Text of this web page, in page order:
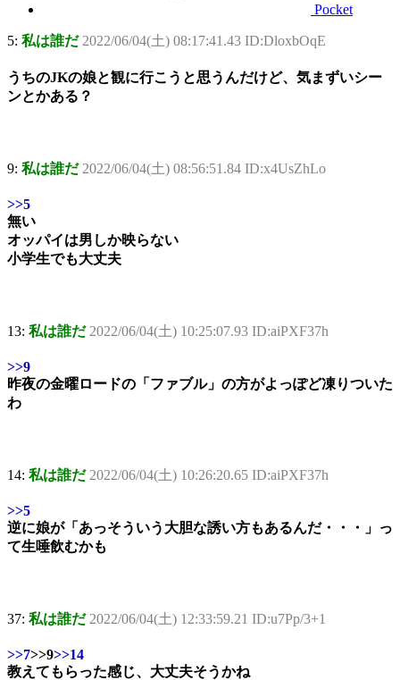
Pocket
5: 私は誰だ 2022/06/04(土) 08:17:41.43 ID:DloxbOqE
うちのJKの娘と観に行こうと思うんだけど、気まずいシー
ンとかある？
9: 私は誰だ 2022/06/04(土) 08:56:51.84 ID:x4UsZhLo
>>5
無い
オッパイは男しか映らない
小学生でも大丈夫
13: 私は誰だ 2022/06/04(土) 10:25:07.93 ID:aiPXF37h
>>9
昨夜の金曜ロードの「ファブル」の方がよっぽど凍りついた
わ
14: 私は誰だ 2022/06/04(土) 10:26:20.65 ID:aiPXF37h
>>5
逆に娘が「あっそういう大胆な誘い方もあるんだ・・・」っ
て生唾飲むかも
37: 私は誰だ 2022/06/04(土) 12:33:59.21 ID:u7Pp/3+1
>>7>>9>>14
教えてもらった感じ、大丈夫そうかね